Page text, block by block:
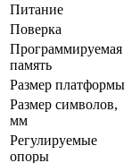
Питание
Поверка
Программируемая
память
Размер платформы
Размер символов,
мм
Регулируемые
опоры